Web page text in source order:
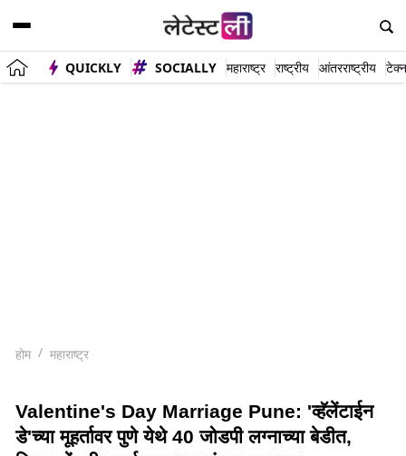
QUICKLY SOCIALLY महाराष्ट्र राष्ट्रीय आंतरराष्ट्रीय
होम महाराष्ट्र
Valentine's Day Marriage Pune: 'व्हॅलेंटाईन
डे'च्या मूहर्तावर पुणे येथे 40 जोडपी लग्नाच्या बेडीत,